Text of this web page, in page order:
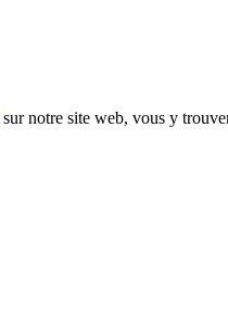
sur notre site web, vous y